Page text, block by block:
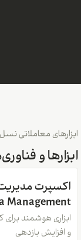
ابزارهای معاملاتی
ابزارها و
اکسپرت
Management
ابزاری هوشمند
و افزایش بازدهی